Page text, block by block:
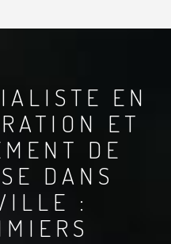
EN
ET
DE
DANS
: